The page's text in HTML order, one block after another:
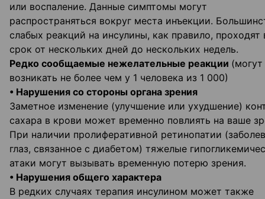
или воспаление. Данные симптомы могут
распространяться вокруг места инъекции.
слабых реакций на инсулины, как правило, проходят
срок от нескольких дней до нескольких недель.
Редко сообщаемые нежелательные реакции (могут
возникать не более чем у 1 человека из 1 000)
• Нарушения со стороны органа зрения
Заметное изменение (улучшение или ухудшение)
сахара в крови может временно повлиять на ваше
При наличии пролиферативной ретинопатии
глаз, связанное с диабетом) тяжелые
атаки могут вызывать временную потерю зрения.
• Нарушения общего характера
В редких случаях терапия инсулином может также